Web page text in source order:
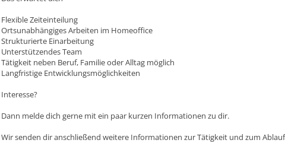
Flexible Zeiteinteilung
Ortsunabhängiges Arbeiten im Homeoffice
Strukturierte Einarbeitung
Unterstützendes Team
Tätigkeit neben Beruf, Familie oder Alltag möglich
Langfristige Entwicklungsmöglichkeiten
Interesse?
Dann melde dich gerne mit ein paar kurzen Informationen zu dir.
Wir senden dir anschließend weitere Informationen zur Tätigkeit und zum